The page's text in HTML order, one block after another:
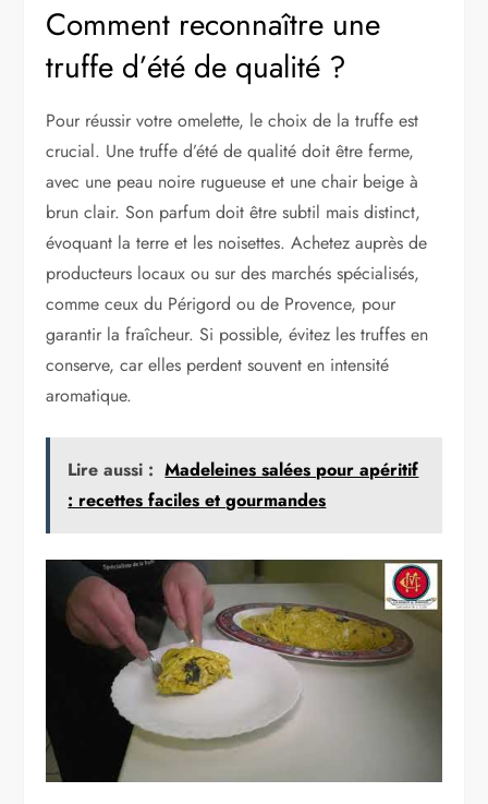
Comment reconnaître une
truffe d’été de qualité ?
Pour réussir votre omelette, le choix de la truffe est
crucial. Une truffe d’été de qualité doit être ferme,
avec une peau noire rugueuse et une chair beige à
brun clair. Son parfum doit être subtil mais distinct,
évoquant la terre et les noisettes. Achetez auprès de
producteurs locaux ou sur des marchés spécialisés,
comme ceux du Périgord ou de Provence, pour
garantir la fraîcheur. Si possible, évitez les truffes en
conserve, car elles perdent souvent en intensité
aromatique.
Lire aussi : Madeleines salées pour apéritif
: recettes faciles et gourmandes